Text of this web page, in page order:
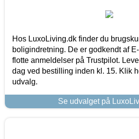
Hos LuxoLiving.dk finder du
boligindretning. De er godkendt af
flotte anmeldelser på Trustpilot.
dag ved bestilling inden kl. 15. Klik
udvalg.
Se udvalget på